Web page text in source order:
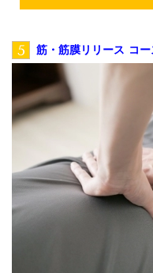
5 筋・筋膜リリース コー